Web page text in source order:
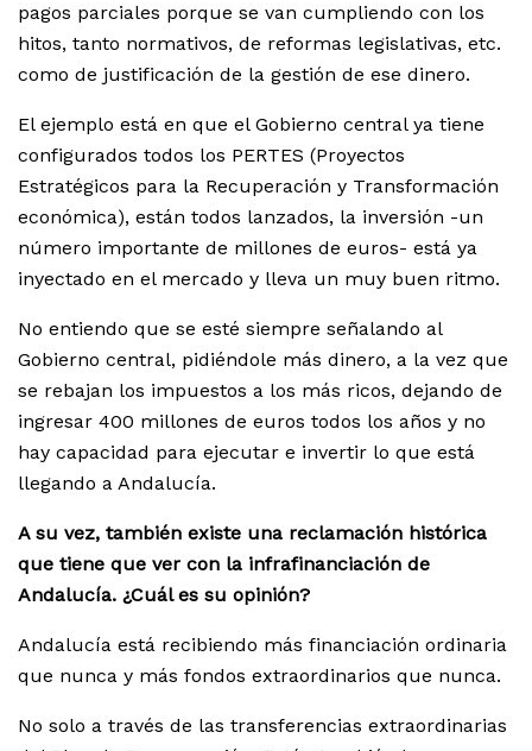
pagos parciales porque se van cumpliendo con los
hitos, tanto normativos, de reformas legislativas, etc.
como de justificación de la gestión de ese dinero.
El ejemplo está en que el Gobierno central ya tiene
configurados todos los PERTES (Proyectos
Estratégicos para la Recuperación y Transformación
económica), están todos lanzados, la inversión -un
número importante de millones de euros- está ya
inyectado en el mercado y lleva un muy buen ritmo.
No entiendo que se esté siempre señalando al
Gobierno central, pidiéndole más dinero, a la vez que
se rebajan los impuestos a los más ricos, dejando de
ingresar 400 millones de euros todos los años y no
hay capacidad para ejecutar e invertir lo que está
llegando a Andalucía.
A su vez, también existe una reclamación histórica
que tiene que ver con la infrafinanciación de
Andalucía. ¿Cuál es su opinión?
Andalucía está recibiendo más financiación ordinaria
que nunca y más fondos extraordinarios que nunca.
No solo a través de las transferencias extraordinarias